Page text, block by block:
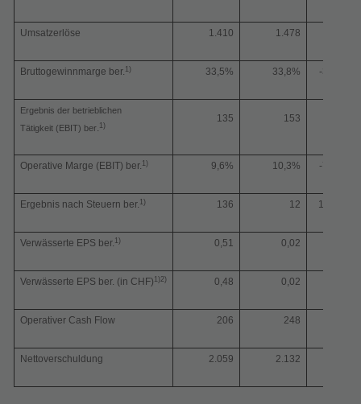
Umsatzerlöse 1.410 1.478
Bruttogewinnmarge ber. 1) 33,5% 33,8% -30 bps
Ergebnis der betrieblichen
Tätigkeit (EBIT) ber. 1)
135 153
Operative Marge (EBIT) ber. 1) 9,6% 10,3% -70 bps
Ergebnis nach Steuern ber. 1) 136 12 1.062%
Verwässerte EPS ber. 1) 0,51 0,02
Verwässerte EPS ber. (in CHF) 1)2) 0,48 0,02
Operativer Cash Flow 206 248
Nettoverschuldung 2.059 2.132